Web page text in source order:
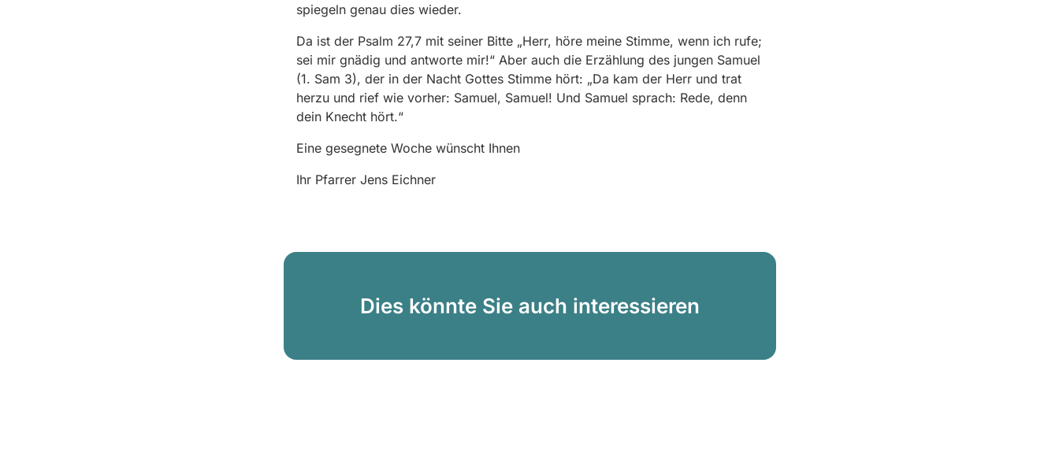
spiegeln genau dies wieder.
Da ist der Psalm 27,7 mit seiner Bitte „Herr, höre meine Stimme, wenn ich rufe;
sei mir gnädig und antworte mir!“ Aber auch die Erzählung des jungen Samuel
(1. Sam 3), der in der Nacht Gottes Stimme hört: „Da kam der Herr und trat
herzu und rief wie vorher: Samuel, Samuel! Und Samuel sprach: Rede, denn
dein Knecht hört.“
Eine gesegnete Woche wünscht Ihnen
Ihr Pfarrer Jens Eichner
Dies könnte Sie auch interessieren